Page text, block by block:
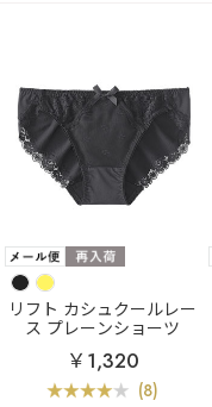
リフト カシュクールレー
ス プレーンショーツ
￥1,320
(8)